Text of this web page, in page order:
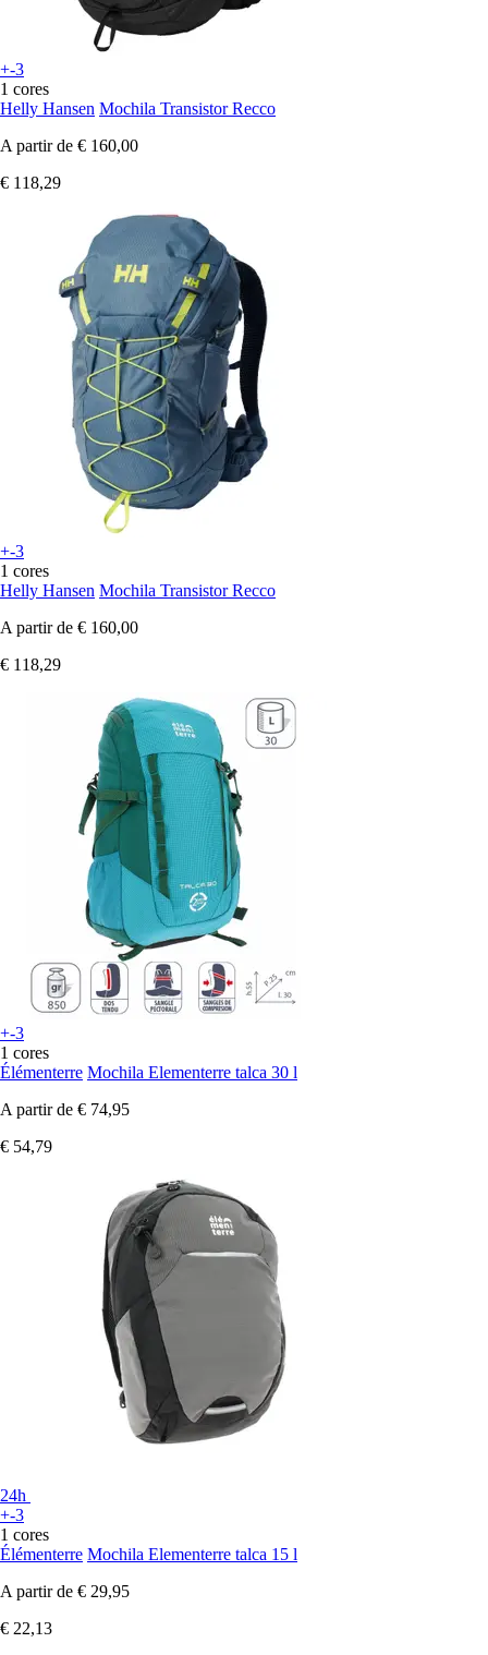
+-3
1 cores
Helly Hansen Mochila Transistor Recco
A partir de € 160,00
€ 118,29
+-3
1 cores
Helly Hansen Mochila Transistor Recco
A partir de € 160,00
€ 118,29
+-3
1 cores
Élémenterre Mochila Elementerre talca 30 l
A partir de € 74,95
€ 54,79
24h
+-3
1 cores
Élémenterre Mochila Elementerre talca 15 l
A partir de € 29,95
€ 22,13